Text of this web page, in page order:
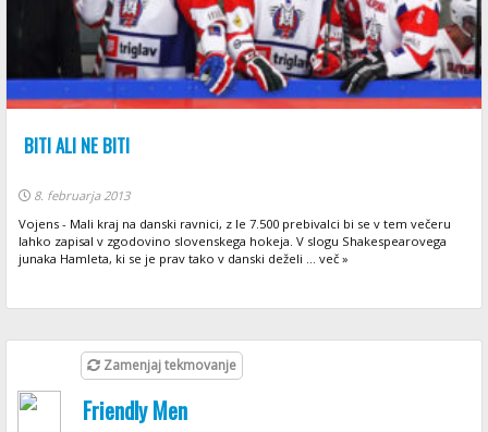
BITI ALI NE BITI
8. februarja 2013
Vojens - Mali kraj na danski ravnici, z le 7.500 prebivalci bi se v tem večeru
lahko zapisal v zgodovino slovenskega hokeja. V slogu Shakespearovega
junaka Hamleta, ki se je prav tako v danski deželi ... več »
Zamenjaj tekmovanje
Friendly Men